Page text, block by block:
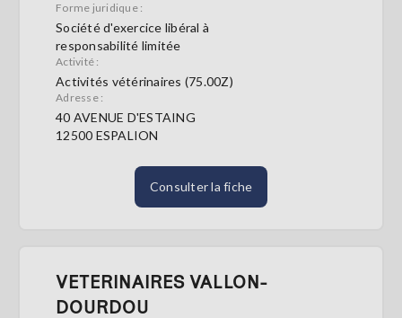
Forme juridique :
Société d'exercice libéral à
responsabilité limitée
Activité :
Activités vétérinaires (75.00Z)
Adresse :
40 AVENUE D'ESTAING
12500 ESPALION
Consulter la fiche
VETERINAIRES VALLON-
DOURDOU